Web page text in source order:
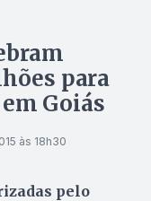
para
Goiás
às 18h30
pelo